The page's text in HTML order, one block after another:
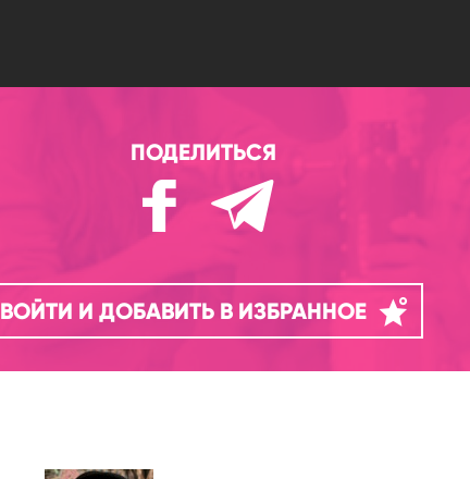
ПОДЕЛИТЬСЯ
ВОЙТИ И ДОБАВИТЬ В ИЗБРАННОЕ